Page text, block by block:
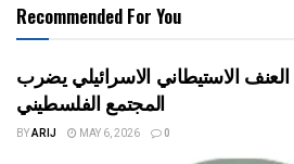
Recommended For You
الاستيطاني الاسرائيلي يضرب
المجتمع الفلسطيني
BYARIJ MAY 6, 2026 0